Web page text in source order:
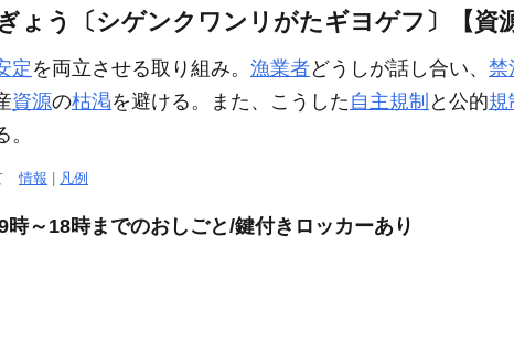
ょう〔シゲンクワンリがたギヨゲフ〕【資
定 を両立させる取り組み。 漁業者どうしが話し合い、 禁
資源の枯渇を避ける。また、こうした 自主規制 と公的規
て情報 凡例
～18時までのおしごと/鍵付きロッカーあり